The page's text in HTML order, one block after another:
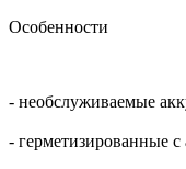
Особенности
- необслуживаемые
- герметизированные